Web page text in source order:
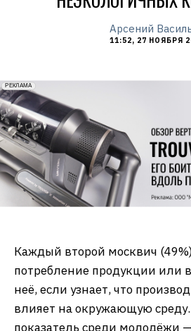
Арсений
11:52, 27 НОЯБРЯ
erid: 2VfnxxmNzs5
РЕКЛАМА
Каждый второй москвич
потребление продукции или
неё, если узнает, что
влияет на окружающую
показатель среди молодёжи